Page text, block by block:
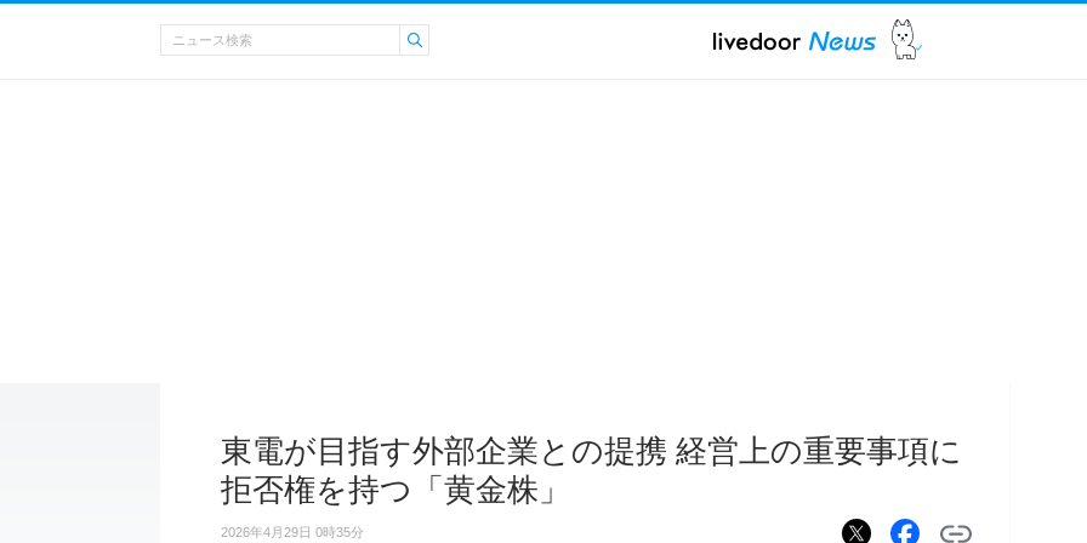
東電が目指す外部企業との提携 経営上の重要事項に
拒否権を持つ「黄金株」
2026年4月29日 0時35分